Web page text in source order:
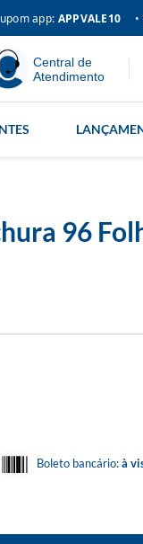
app: APPVALE10
Central de
Atendimento
96
Boleto bancário:à